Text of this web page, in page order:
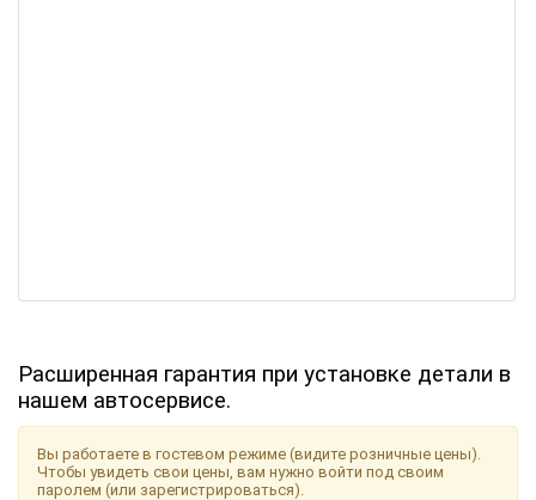
Расширенная гарантия при установке детали в
нашем автосервисе.
Вы работаете в гостевом режиме (видите розничные цены).
Чтобы увидеть свои цены, вам нужно войти под своим
паролем (или зарегистрироваться).